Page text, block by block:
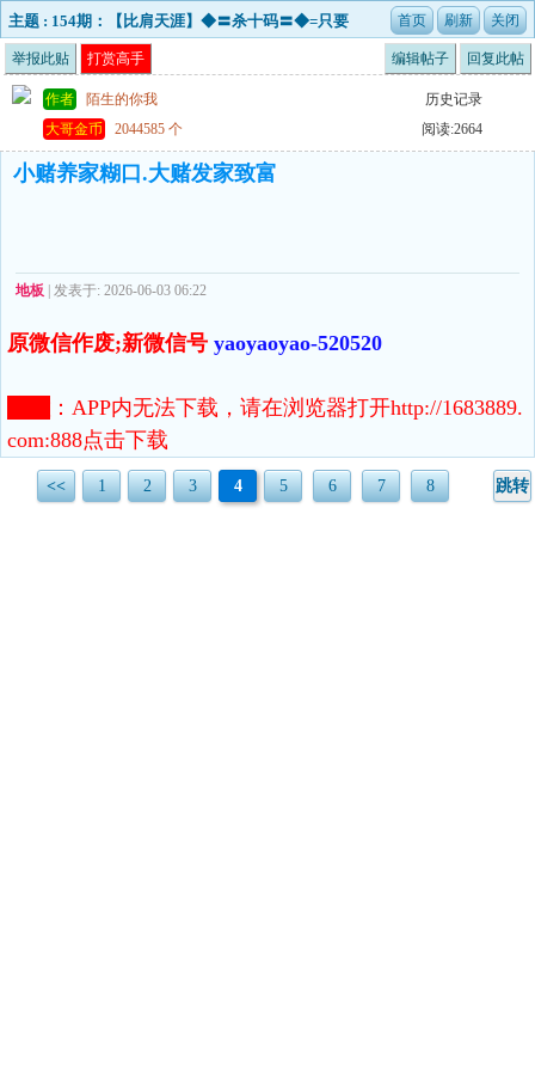
主题 : 154期：【比肩天涯】◆〓杀十码〓◆=只要
敢拼搏 没有不可能
举报此贴 打赏高手 编辑帖子 回复此帖
作者 陌生的你我
历史记录
大哥金币
2044585 个 阅读:2664
小赌养家糊口.大赌发家致富
地板 | 发表于: 2026-06-03 06:22
原微信作废;新微信号 yaoyaoyao-520520
： APP内无法下载，请在浏览器打开http://1683889.
com:888点击下载
<< 1 2 3 4 5 6 7 8 跳转